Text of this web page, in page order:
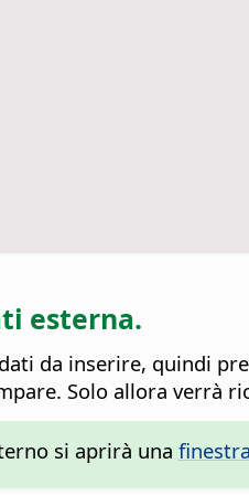
esterna.
da inserire, quindi
Solo allora verrà
si aprirà una